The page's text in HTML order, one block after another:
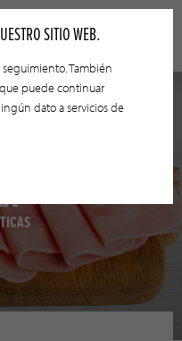
SITIO WEB.
También
puede continuar
dato a servicios de